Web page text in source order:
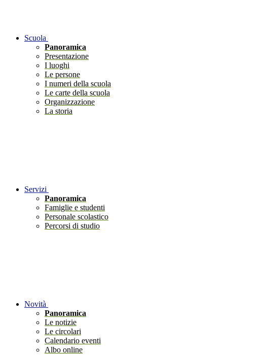
Scuola
Panoramica
Presentazione
I luoghi
Le persone
I numeri della scuola
Le carte della scuola
Organizzazione
La storia
Servizi
Panoramica
Famiglie e studenti
Personale scolastico
Percorsi di studio
Novità
Panoramica
Le notizie
Le circolari
Calendario eventi
Albo online